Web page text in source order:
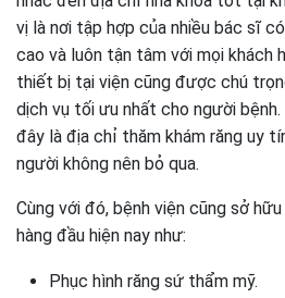
vị là nơi tập hợp của nhiều bác sĩ
cao và luôn tận tâm với mọi khách
thiết bị tại viện cũng được chú
dịch vụ tối ưu nhất cho người bệnh.
đây là địa chỉ thăm khám răng uy
người không nên bỏ qua.
Cùng với đó, bệnh viện cũng sở
hàng đầu hiện nay như:
Phục hình răng sứ thẩm mỹ.